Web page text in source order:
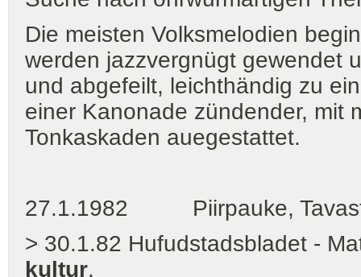
Die meisten Volksmelodien
werden jazzvergnügt gewendet
und abgefeilt, leichthändig zu
einer Kanonade zündender, mit
Tonkaskaden auegestattet.
27.1.1982 Piirpauke,
> 30.1.82 Hufudstadsbladet -
kultur.